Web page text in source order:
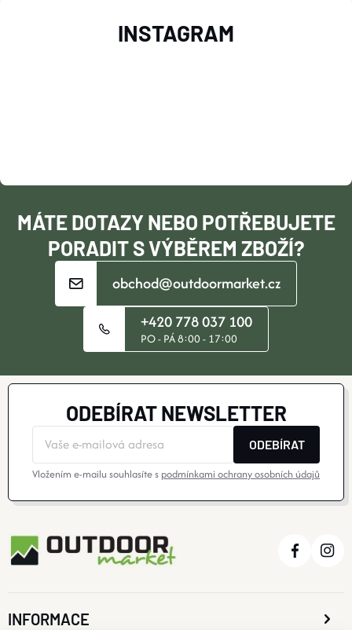
Velikosti Kontakty Napište nám
Slovník pojmů
Doprava a platba
Mimosoudní řešení sporů
Obchodní podmínky
Ochrana osobních údajů
Reklamace
Moje objednávka
T
MÁTE DOTAZY NEBO POTŘEBUJETE
PORADIT S VÝBĚREM ZBOŽÍ?
obchod@outdoormarket.cz
+420 778 037 100
PO - PÁ 8:00 - 17:00
INSTAGRAM
ODEBÍRAT NEWSLETTER
ODEBÍRAT
Vložením e-mailu souhlasíte s podmínkami ochrany osobních údajů
INFORMACE